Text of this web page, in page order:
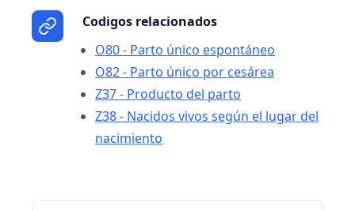
Codigos relacionados
O80 - Parto único espontáneo
O82 - Parto único por cesárea
Z37 - Producto del parto
Z38 - Nacidos vivos según el lugar del
nacimiento